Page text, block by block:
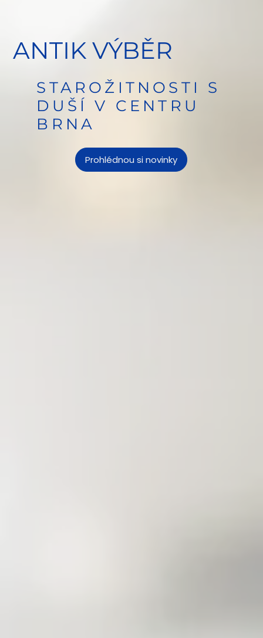
ANTIK VÝBĚR
STAROŽITNOSTI S
DUŠÍ V CENTRU
BRNA
Prohlédnou si novinky